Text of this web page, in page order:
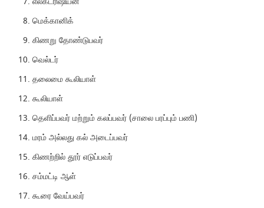
மெக்கானிக்
கிணறு தோண்டுபவர்
வெல்டர்
தலைமை கூலியாள்
கூலியாள்
தெளிப்பவர் மற்றும் கலப்பவர் (சாலை பரப்பும் பணி)
மரம் அல்லது கல் அடைப்பவர்
கிணற்றில் தூர் எடுப்பவர்
சம்மட்டி ஆள்
கூரை வேய்பவர்